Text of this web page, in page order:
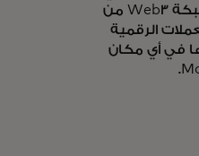
المحافظ الرقمية لشبكة Web3 من
الرقمية
في أي مكان